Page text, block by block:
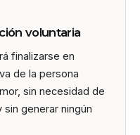
voluntaria
finalizarse en
de la persona
sin necesidad de
generar ningún